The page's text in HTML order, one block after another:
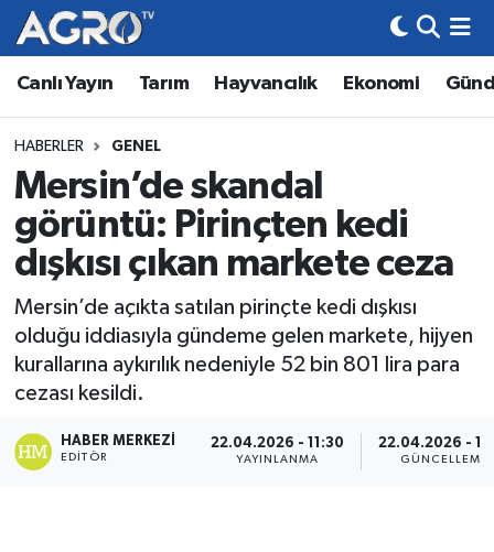
Canlı Yayın Tarım Hayvancılık Ekonomi
HABERLER GENEL
Mersin’de skandal
görüntü: Pirinçten kedi
dışkısı çıkan markete ceza
Mersin’de açıkta satılan pirinçte kedi dışkısı
olduğu iddiasıyla gündeme gelen markete, hijyen
kurallarına aykırılık nedeniyle 52 bin 801 lira para
cezası kesildi.
HABER MERKEZI
EDITÖR
22.04.2026 - 11:30
YAYINLANMA
22.04.2026 -
GÜNCELLEME
Hava Durumu
Trafik Durumu
Süper Lig Puan Durumu ve Fikstür
Tüm Manşetler
Son Dakika Haberleri
Haber Arşivi